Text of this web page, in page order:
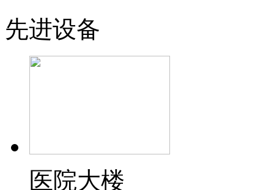
先进设备
医院大楼